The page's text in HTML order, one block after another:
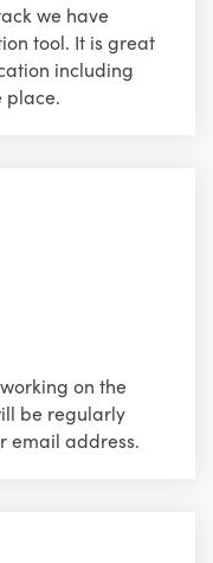
we have
tool. It is great
including
place.
on the
be regularly
email address.